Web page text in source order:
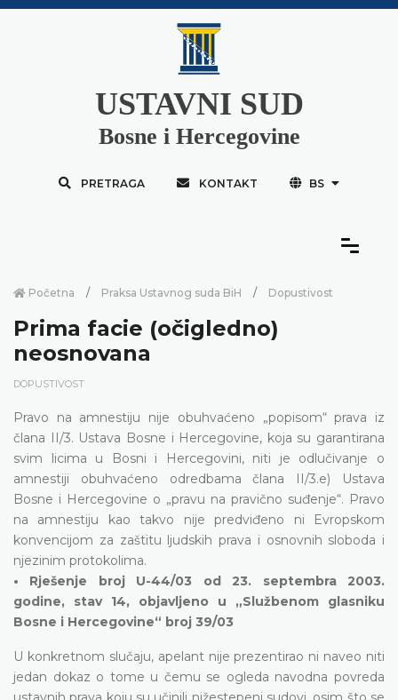
USTAVNI SUD
Bosne i Hercegovine
PRETRAGA KONTAKT BS
Početna Praksa Ustavnog suda BiH Dopustivost
Prima facie (očigledno)
neosnovana
DOPUSTIVOST
Pravo na amnestiju nije obuhvaćeno „popisom“ prava iz
člana II/3. Ustava Bosne i Hercegovine, koja su garantirana
svim licima u Bosni i Hercegovini, niti je odlučivanje o
amnestiji obuhvaćeno odredbama člana II/3.e) Ustava
Bosne i Hercegovine o „pravu na pravično suđenje“. Pravo
na amnestiju kao takvo nije predviđeno ni Evropskom
konvencijom za zaštitu ljudskih prava i osnovnih sloboda i
njezinim protokolima.
• Rješenje broj U-44/03 od 23. septembra 2003.
godine, stav 14, objavljeno u „Službenom glasniku
Bosne i Hercegovine“ broj 39/03
U konkretnom slučaju, apelant nije prezentirao ni naveo niti
jedan dokaz o tome u čemu se ogleda navodna povreda